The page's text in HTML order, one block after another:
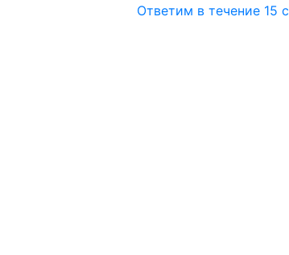
Ответим в течение 15 с